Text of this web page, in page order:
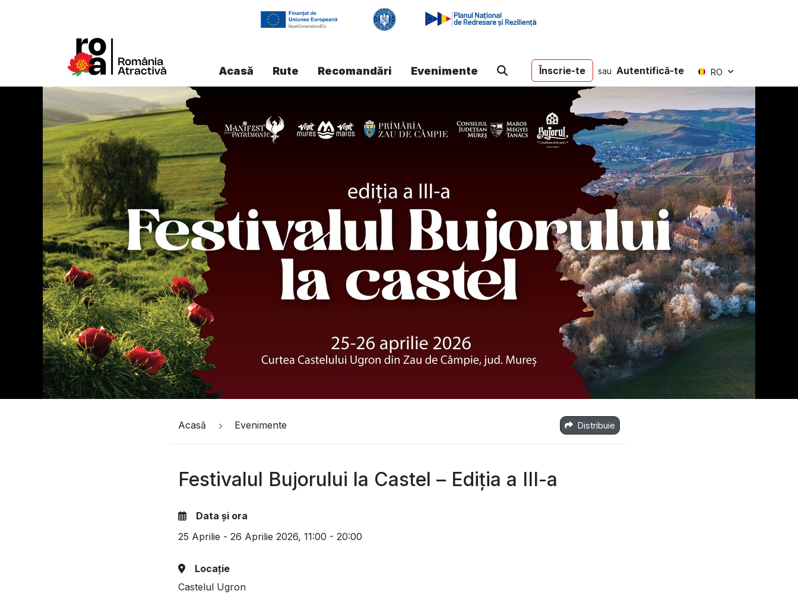
Acasă Rute Recomandări Evenimente Înscrie-te sau Autentifică-te RO
Acasă Evenimente Distribuie
Festivalul Bujorului la Castel – Ediția a III-a
Data și ora
25 Aprilie - 26 Aprilie 2026, 11:00 - 20:00
Locație
Castelul Ugron